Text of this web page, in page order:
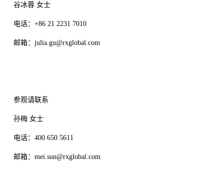
谷冰蓉 女士
电话：+86 21 2231 7010
邮箱：julia.gu@rxglobal.com
参观请联系
孙梅 女士
电话：400 650 5611
邮箱：mei.sun@rxglobal.com